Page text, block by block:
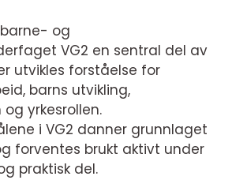
og
VG2 en sentral del av
utvikles forståelse for
barns utvikling,
yrkesrollen.
i VG2 danner grunnlaget
forventes brukt aktivt under
praktisk del.